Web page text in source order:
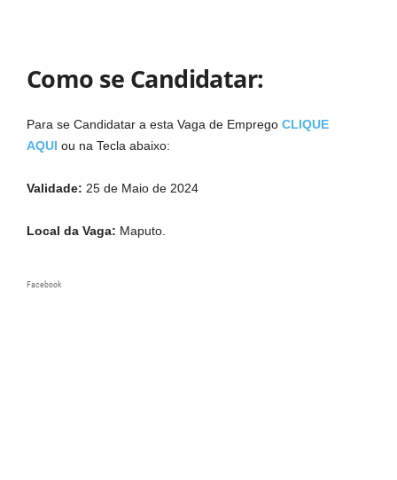
Como se Candidatar:
Para se Candidatar a esta Vaga de Emprego CLIQUE
AQUI ou na Tecla abaixo:
Validade: 25 de Maio de 2024
Local da Vaga: Maputo.
Facebook